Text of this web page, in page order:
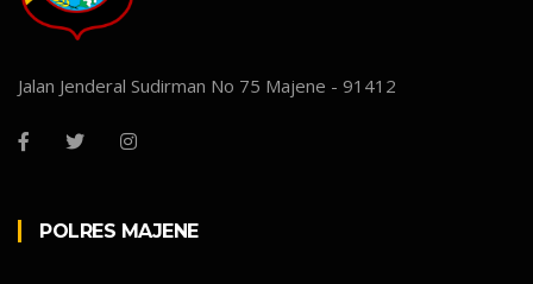
Jalan Jenderal Sudirman No 75 Majene - 91412
POLRES MAJENE